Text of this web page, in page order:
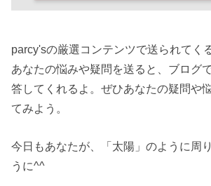
parcy'sの厳選コンテンツで送られてく
あなたの悩みや疑問を送ると、ブログ
答してくれるよ。ぜひあなたの疑問や
てみよう。
今日もあなたが、「太陽」のように周
うに^^